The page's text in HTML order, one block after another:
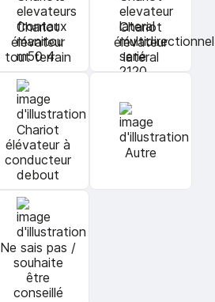
Chariot
élévateur
tout terrain
Chariot
élévateur
latéral
Chariot
élévateur à
conducteur
debout
Autre
Ne sais pas /
souhaite
être
conseillé